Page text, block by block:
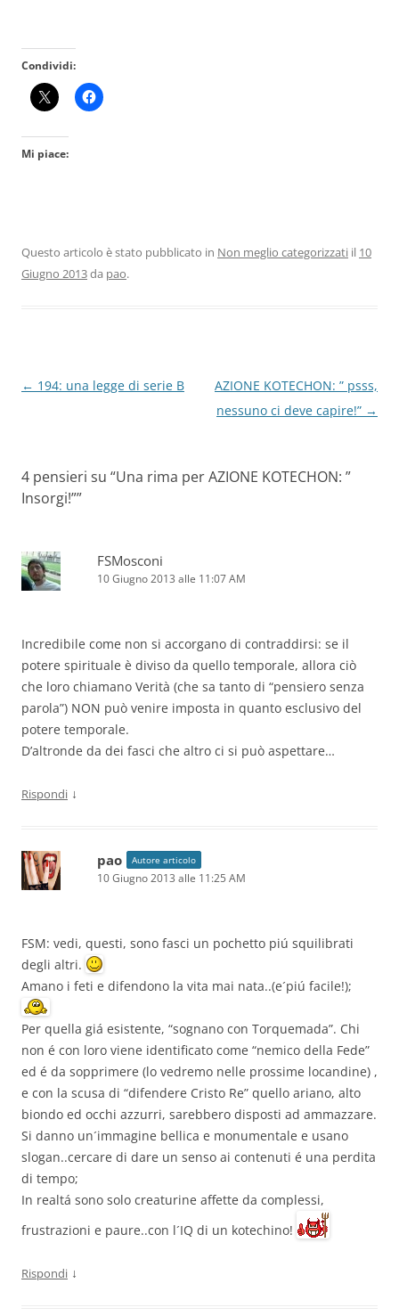
Condividi:
Mi piace:
Questo articolo è stato pubblicato in Non meglio categorizzati il 10
Giugno 2013da pao.
Navigazione
← 194: una legge di serie B
AZIONE KOTECHON: ” psss,
nessuno ci deve capire!” →
4 pensieri su “Una rima per AZIONE KOTECHON: ”
Insorgi!””
FSMosconi
10 Giugno 2013 alle 11:07 AM
Incredibile come non si accorgano di contraddirsi: se il
potere spirituale è diviso da quello temporale, allora ciò
che loro chiamano Verità (che sa tanto di “pensiero senza
parola”) NON può venire imposta in quanto esclusivo del
potere temporale.
D’altronde da dei fasci che altro ci si può aspettare…
Rispondi ↓
pao Autore articolo
10 Giugno 2013 alle 11:25 AM
FSM: vedi, questi, sono fasci un pochetto piú squilibrati
degli altri.
Amano i feti e difendono la vita mai nata..(e´piú facile!);
Per quella giá esistente, “sognano con Torquemada”. Chi
non é con loro viene identificato come “nemico della Fede”
ed é da sopprimere (lo vedremo nelle prossime locandine) ,
e con la scusa di “difendere Cristo Re” quello ariano, alto
biondo ed occhi azzurri, sarebbero disposti ad ammazzare.
Si danno un´immagine bellica e monumentale e usano
slogan..cercare di dare un senso ai contenuti é una perdita
di tempo;
In realtá sono solo creaturine affette da complessi,
frustrazioni e paure..con l´IQ di un kotechino!
Rispondi ↓